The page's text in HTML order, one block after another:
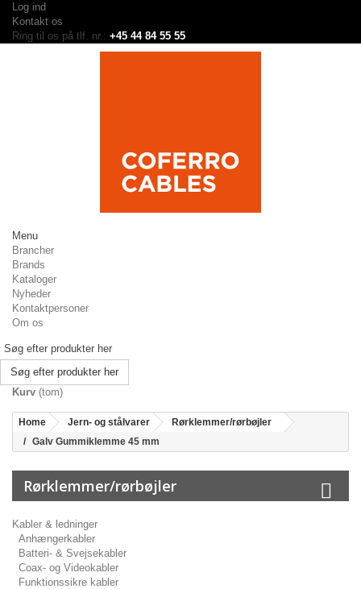
Log ind
Kontakt os
Ring til os på tlf. nr.: +45 44 84 55 55
Menu
Brancher
Brands
Kataloger
Nyheder
Kontaktpersoner
Om os
Søg efter produkter her
Kurv (tom)
Home Jern- og stålvarer
Rørklemmer/rørbøjler
Galv Gummiklemme 45 mm
Rørklemmer/rørbøjler
Kabler & ledninger
Anhængerkabler
Batteri- & Svejsekabler
Coax- og Videokabler
Funktionssikre kabler